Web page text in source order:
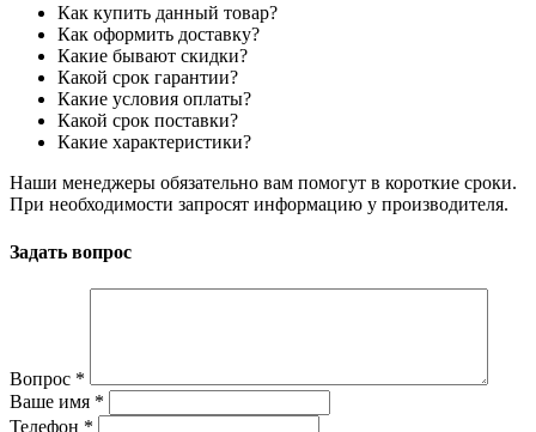
Как купить данный товар?
Как оформить доставку?
Какие бывают скидки?
Какой срок гарантии?
Какие условия оплаты?
Какой срок поставки?
Какие характеристики?
Наши менеджеры обязательно вам помогут в короткие сроки.
При необходимости запросят информацию у производителя.
Задать вопрос
Вопрос *
Ваше имя *
Телефон *